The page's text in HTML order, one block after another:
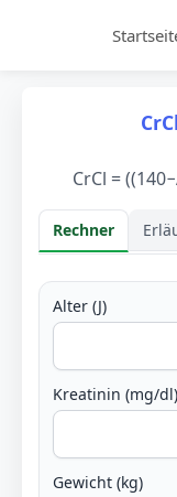
CrCl =
Rechner
Rechner
Alter (J)
Kreatinin (mg/dl)
Gewicht (kg)